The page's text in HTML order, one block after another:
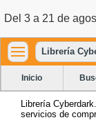
Del 3 a 21 de
Librería
Inicio
Librería
servicios de